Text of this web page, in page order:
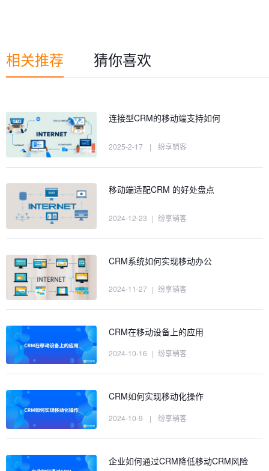
相关推荐 猜你喜欢
连接型CRM的移动端支持如何
2025-2-17 | 纷享销客
移动端适配CRM 的好处盘点
2024-12-23 | 纷享销客
CRM系统如何实现移动办公
2024-11-27 | 纷享销客
CRM在移动设备上的应用
2024-10-16 | 纷享销客
CRM如何实现移动化操作
2024-10-9 | 纷享销客
企业如何通过CRM降低移动CRM风险